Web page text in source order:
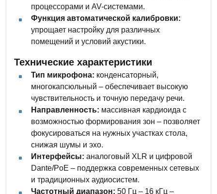
процессорами и AV-системами.
Функция автоматической калибровки:
упрощает настройку для различных
помещений и условий акустики.
Технические характеристики
Тип микрофона: конденсаторный,
многокапсюльный – обеспечивает высокую
чувствительность и точную передачу речи.
Направленность: массивная кардиоида с
возможностью формирования зон – позволяет
фокусироваться на нужных участках стола,
снижая шумы и эхо.
Интерфейсы: аналоговый XLR и цифровой
Dante/PoE – поддержка современных сетевых
и традиционных аудиосистем.
Частотный диапазон: 50 Гц – 16 кГц –